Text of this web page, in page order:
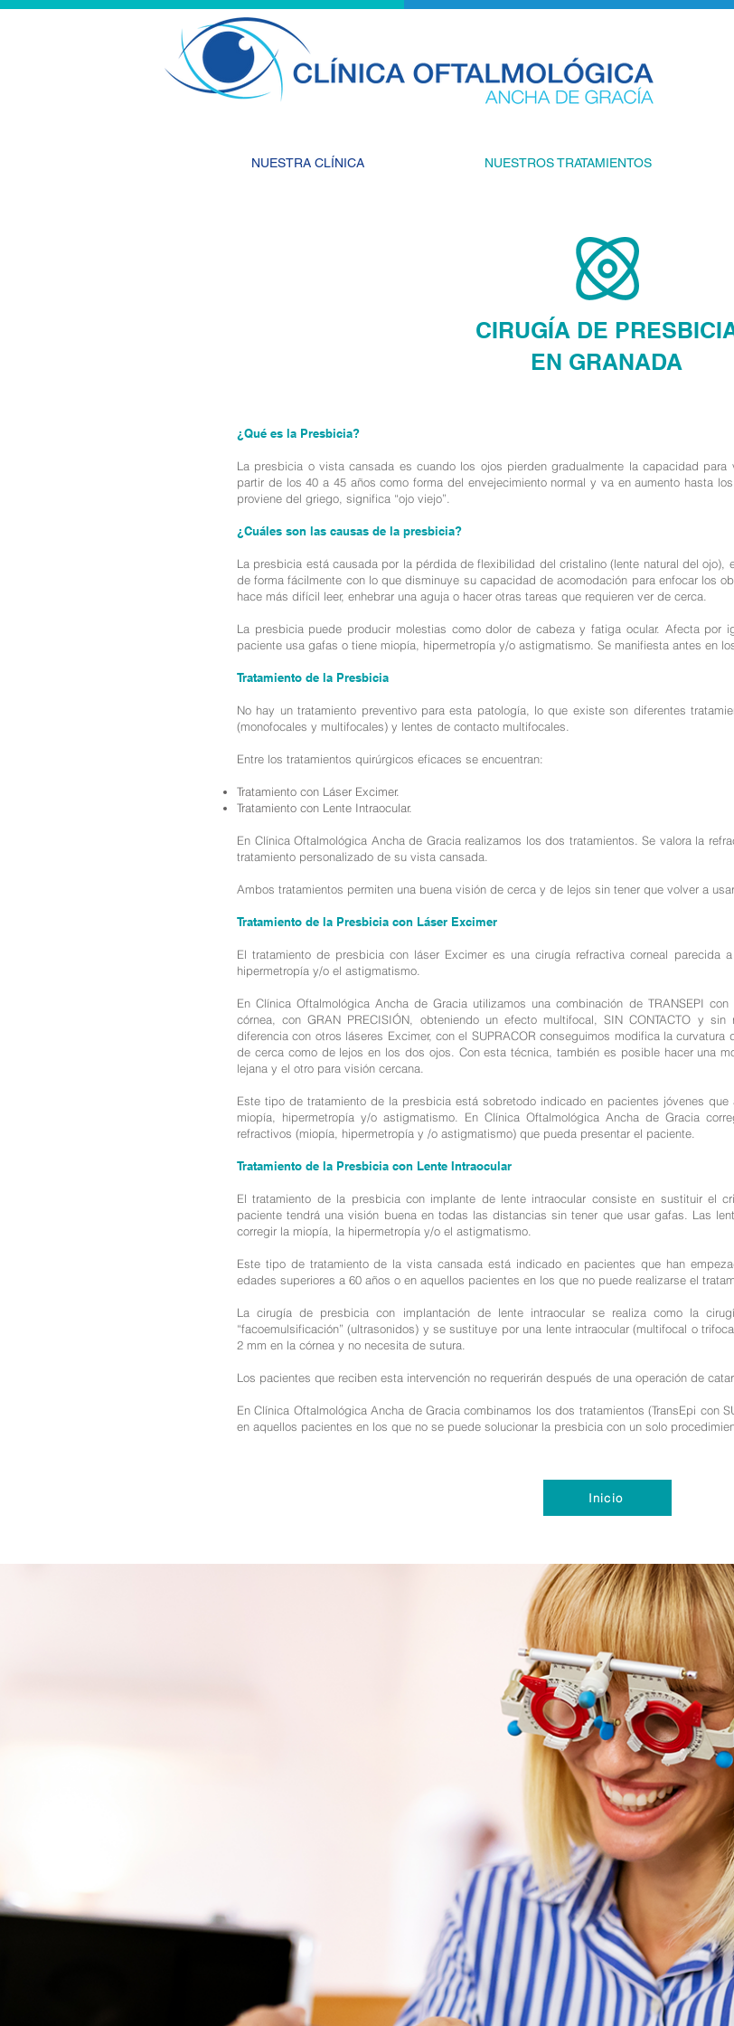
NUESTRA CLÍNICA NUESTROS TRATAMIENTOS
CIRUGÍA DE
EN GRANADA
¿Qué es la Presbicia?
La presbicia o vista cansada es cuando los ojos pierden gradualmente la capacidad
partir de los 40 a 45 años como forma del envejecimiento normal y va en aumento hasta
proviene del griego, significa “ojo viejo”.
¿Cuáles son las causas de la presbicia?
La presbicia está causada por la pérdida de flexibilidad del cristalino (lente natural del
de forma fácilmente con lo que disminuye su capacidad de acomodación para enfocar los
hace más difícil leer, enhebrar una aguja o hacer otras tareas que requieren ver de cerca.
La presbicia puede producir molestias como dolor de cabeza y fatiga ocular. Afecta por
paciente usa gafas o tiene miopía, hipermetropía y/o astigmatismo. Se manifiesta antes en
Tratamiento de la Presbicia
No hay un tratamiento preventivo para esta patología, lo que existe son diferentes
(monofocales y multifocales) y lentes de contacto multifocales.
Entre los tratamientos quirúrgicos eficaces se encuentran:
Tratamiento con Láser Excimer.
Tratamiento con Lente Intraocular.
En Clínica Oftalmológica Ancha de Gracia realizamos los dos tratamientos. Se valora la
tratamiento personalizado de su vista cansada.
Ambos tratamientos permiten una buena visión de cerca y de lejos sin tener que volver a
Tratamiento de la Presbicia con Láser Excimer
El tratamiento de presbicia con láser Excimer es una cirugía refractiva corneal parecida
hipermetropía y/o el astigmatismo.
En Clínica Oftalmológica Ancha de Gracia utilizamos una combinación de TRANSEPI
córnea, con GRAN PRECISIÓN, obteniendo un efecto multifocal, SIN CONTACTO y
diferencia con otros láseres Excimer, con el SUPRACOR conseguimos modifica la
de cerca como de lejos en los dos ojos. Con esta técnica, también es posible hacer una
lejana y el otro para visión cercana.
Este tipo de tratamiento de la presbicia está sobretodo indicado en pacientes jóvenes
miopía, hipermetropía y/o astigmatismo. En Clínica Oftalmológica Ancha de Gracia
refractivos (miopía, hipermetropía y /o astigmatismo) que pueda presentar el paciente.
Tratamiento de la Presbicia con Lente Intraocular
El tratamiento de la presbicia con implante de lente intraocular consiste en sustituir el
paciente tendrá una visión buena en todas las distancias sin tener que usar gafas. Las
corregir la miopía, la hipermetropía y/o el astigmatismo.
Este tipo de tratamiento de la vista cansada está indicado en pacientes que han
edades superiores a 60 años o en aquellos pacientes en los que no puede realizarse el
La cirugía de presbicia con implantación de lente intraocular se realiza como la
“facoemulsificación” (ultrasonidos) y se sustituye por una lente intraocular (multifocal o
2 mm en la córnea y no necesita de sutura.
Los pacientes que reciben esta intervención no requerirán después de una operación de
En Clínica Oftalmológica Ancha de Gracia combinamos los dos tratamientos (TransEpi con
en aquellos pacientes en los que no se puede solucionar la presbicia con un solo
Inicio